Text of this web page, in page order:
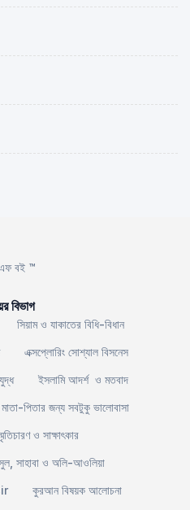
বই ™
বিভাগ
সিয়াম ও যাকাতের বিধি-বিধান
এক্সপ্লোরিং সোশ্যাল বিসনেস
ইসলামি আদর্শ ও মতবাদ
মাতা-পিতার জন্য সবটুকু ভালোবাসা
ও সাক্ষাৎকার
সাহাবা ও অলি-আওলিয়া
কুরআন বিষয়ক আলোচনা